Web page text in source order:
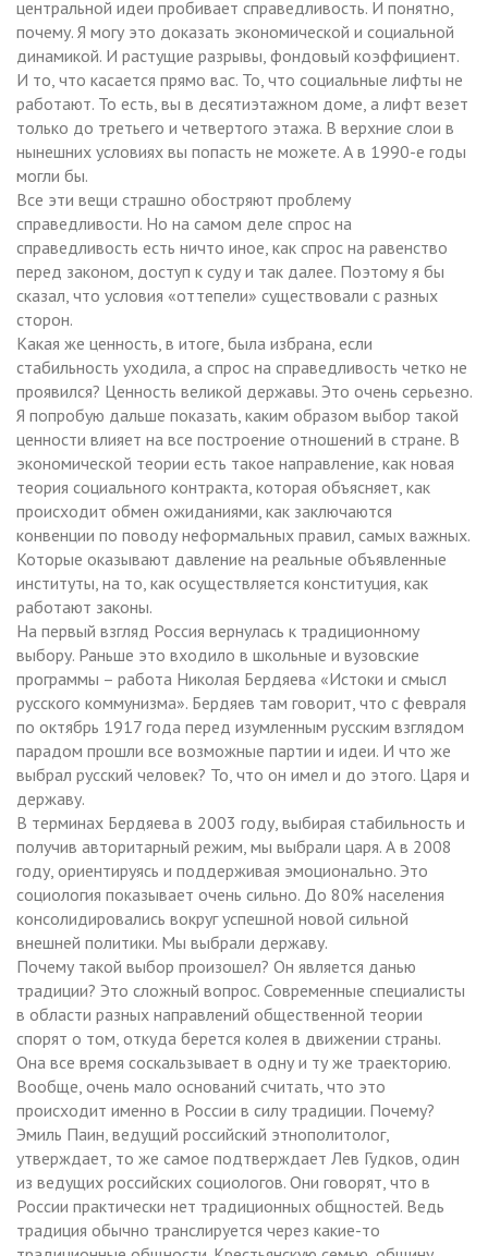
центральной идеи пробивает справедливость. И понятно,
почему. Я могу это доказать экономической и социальной
динамикой. И растущие разрывы, фондовый коэффициент.
И то, что касается прямо вас. То, что социальные лифты не
работают. То есть, вы в десятиэтажном доме, а лифт везет
только до третьего и четвертого этажа. В верхние слои в
нынешних условиях вы попасть не можете. А в 1990-е годы
могли бы.
Все эти вещи страшно обостряют проблему
справедливости. Но на самом деле спрос на
справедливость есть ничто иное, как спрос на равенство
перед законом, доступ к суду и так далее. Поэтому я бы
сказал, что условия «оттепели» существовали с разных
сторон.
Какая же ценность, в итоге, была избрана, если
стабильность уходила, а спрос на справедливость четко не
проявился? Ценность великой державы. Это очень серьезно.
Я попробую дальше показать, каким образом выбор такой
ценности влияет на все построение отношений в стране. В
экономической теории есть такое направление, как новая
теория социального контракта, которая объясняет, как
происходит обмен ожиданиями, как заключаются
конвенции по поводу неформальных правил, самых важных.
Которые оказывают давление на реальные объявленные
институты, на то, как осуществляется конституция, как
работают законы.
На первый взгляд Россия вернулась к традиционному
выбору. Раньше это входило в школьные и вузовские
программы – работа Николая Бердяева «Истоки и смысл
русского коммунизма». Бердяев там говорит, что с февраля
по октябрь 1917 года перед изумленным русским взглядом
парадом прошли все возможные партии и идеи. И что же
выбрал русский человек? То, что он имел и до этого. Царя и
державу.
В терминах Бердяева в 2003 году, выбирая стабильность и
получив авторитарный режим, мы выбрали царя. А в 2008
году, ориентируясь и поддерживая эмоционально. Это
социология показывает очень сильно. До 80% населения
консолидировались вокруг успешной новой сильной
внешней политики. Мы выбрали державу.
Почему такой выбор произошел? Он является данью
традиции? Это сложный вопрос. Современные специалисты
в области разных направлений общественной теории
спорят о том, откуда берется колея в движении страны.
Она все время соскальзывает в одну и ту же траекторию.
Вообще, очень мало оснований считать, что это
происходит именно в России в силу традиции. Почему?
Эмиль Паин, ведущий российский этнополитолог,
утверждает, то же самое подтверждает Лев Гудков, один
из ведущих российских социологов. Они говорят, что в
России практически нет традиционных общностей. Ведь
традиция обычно транслируется через какие-то